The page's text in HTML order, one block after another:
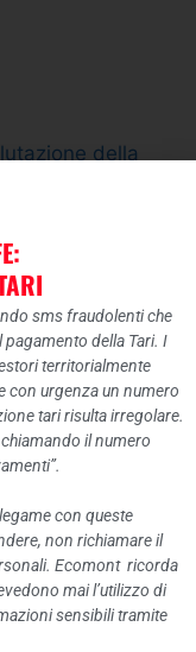
della
sms fraudolenti che
della Tari. I
territorialmente
con urgenza un numero
tari risulta irregolare.
il numero
con queste
non richiamare il
Ecomont ricorda
mai l’utilizzo di
sensibili tramite